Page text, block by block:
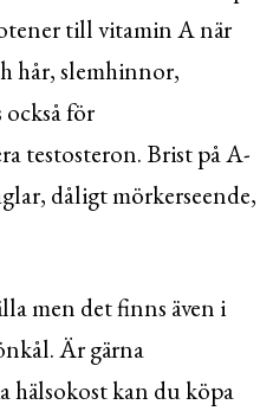
till vitamin A när
hår, slemhinnor,
för
testosteron. Brist på A-
dåligt mörkerseende,
men det finns även i
Är gärna
hälsokost kan du köpa